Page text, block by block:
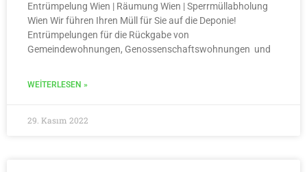
Entrümpelung Wien | Räumung Wien | Sperrmüllabholung
Wien Wir führen Ihren Müll für Sie auf die Deponie!
Entrümpelungen für die Rückgabe von
Gemeindewohnungen, Genossenschaftswohnungen und
WEITERLESEN »
29. Kasım 2022